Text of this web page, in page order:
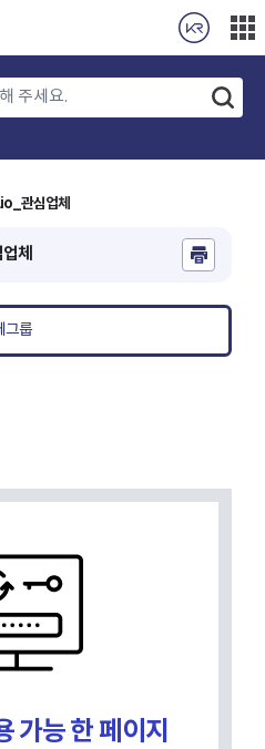
관심업체
체
그룹
가능 한 페이지